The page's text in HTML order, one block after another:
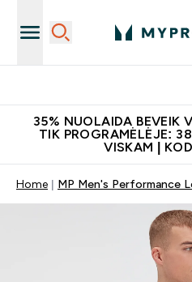
35% NUOLAIDA BEVEIK
TIK PROGRAMĖLĖJE:
VISKAM |
Home MP Men's Performance